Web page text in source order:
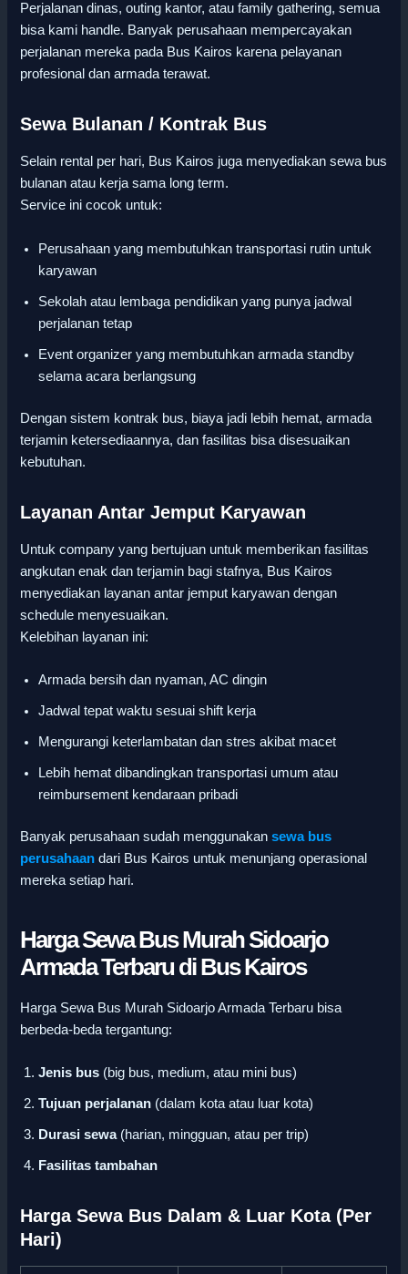
Perjalanan dinas, outing kantor, atau family gathering, semua
bisa kami handle. Banyak perusahaan mempercayakan
perjalanan mereka pada Bus Kairos karena pelayanan
profesional dan armada terawat.
Sewa Bulanan / Kontrak Bus
Selain rental per hari, Bus Kairos juga menyediakan sewa bus
bulanan atau kerja sama long term.
Service ini cocok untuk:
Perusahaan yang membutuhkan transportasi rutin untuk
karyawan
Sekolah atau lembaga pendidikan yang punya jadwal
perjalanan tetap
Event organizer yang membutuhkan armada standby
selama acara berlangsung
Dengan sistem kontrak bus, biaya jadi lebih hemat, armada
terjamin ketersediaannya, dan fasilitas bisa disesuaikan
kebutuhan.
Layanan Antar Jemput Karyawan
Untuk company yang bertujuan untuk memberikan fasilitas
angkutan enak dan terjamin bagi stafnya, Bus Kairos
menyediakan layanan antar jemput karyawan dengan
schedule menyesuaikan.
Kelebihan layanan ini:
Armada bersih dan nyaman, AC dingin
Jadwal tepat waktu sesuai shift kerja
Mengurangi keterlambatan dan stres akibat macet
Lebih hemat dibandingkan transportasi umum atau
reimbursement kendaraan pribadi
Banyak perusahaan sudah menggunakan sewa bus
perusahaan dari Bus Kairos untuk menunjang operasional
mereka setiap hari.
Harga Sewa Bus Murah Sidoarjo
Armada Terbaru di Bus Kairos
Harga Sewa Bus Murah Sidoarjo Armada Terbaru bisa
berbeda-beda tergantung:
Jenis bus (big bus, medium, atau mini bus)
Tujuan perjalanan (dalam kota atau luar kota)
Durasi sewa(harian, mingguan, atau per trip)
Fasilitas tambahan
Harga Sewa Bus Dalam & Luar Kota (Per
Hari)